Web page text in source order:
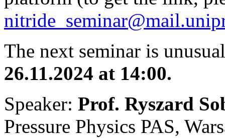
The next seminar is
26.11.2024 at 14:00.
Speaker: Prof. Ryszard
Pressure Physics PAS,